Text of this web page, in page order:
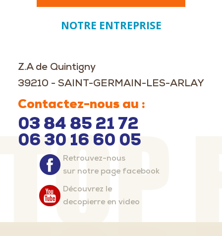
NOTRE ENTREPRISE
Z.A de Quintigny
39210 - SAINT-GERMAIN-LES-ARLAY
Contactez-nous au :
03 84 85 21 72
06 30 16 60 05
Retrouvez-nous
sur notre page facebook
Découvrez le
decopierre en video